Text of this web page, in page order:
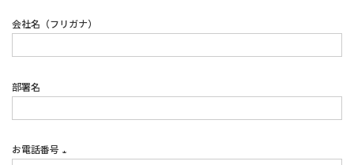
会社名（フリガナ）
部署名
お電話番号